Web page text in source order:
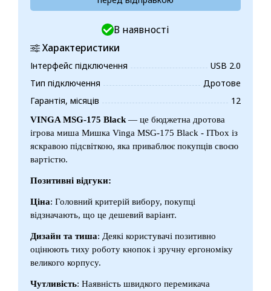
В наявності
Характеристики
Інтерфейс підключення
USB 2.0
Тип підключення
Дротове
Гарантія, місяців
12
VINGA MSG-175 Black — це бюджетна дротова
ігрова миша Мишка Vinga MSG-175 Black - ITbox із
яскравою підсвіткою, яка приваблює покупців своєю
вартістю.
Позитивні відгуки:
Ціна: Головний критерій вибору, покупці
відзначають, що це дешевий варіант.
Дизайн та тиша: Деякі користувачі позитивно
оцінюють тиху роботу кнопок і зручну ергономіку
великого корпусу.
Чутливість: Наявність швидкого перемикача